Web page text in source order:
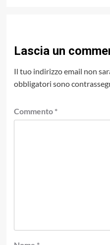
Lascia un
Il tuo indirizzo email non
obbligatori sono
Commento *